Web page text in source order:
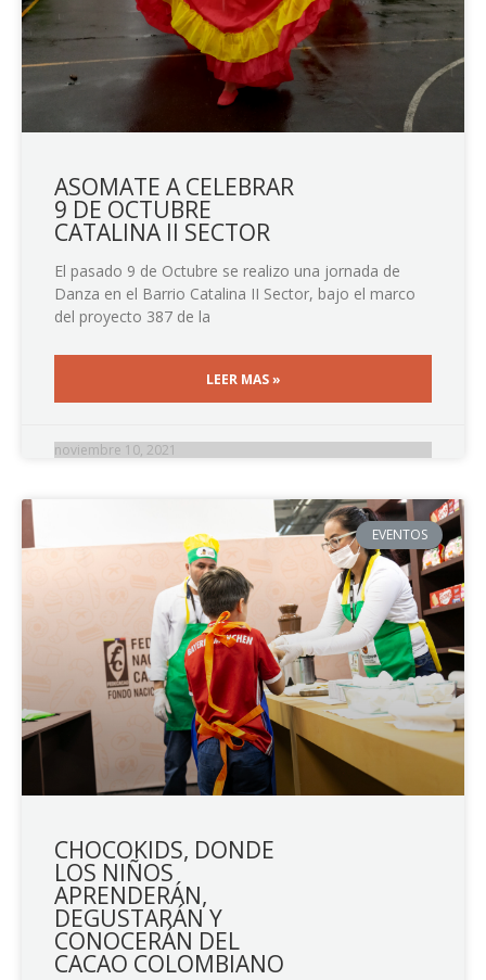
ASOMATE A CELEBRAR
9 DE OCTUBRE
CATALINA II SECTOR
El pasado 9 de Octubre se realizo una jornada de
Danza en el Barrio Catalina II Sector, bajo el marco
del proyecto 387 de la
LEER MAS »
noviembre 10, 2021
EVENTOS
CHOCOKIDS, DONDE
LOS NIÑOS
APRENDERÁN,
DEGUSTARÁN Y
CONOCERÁN DEL
CACAO COLOMBIANO